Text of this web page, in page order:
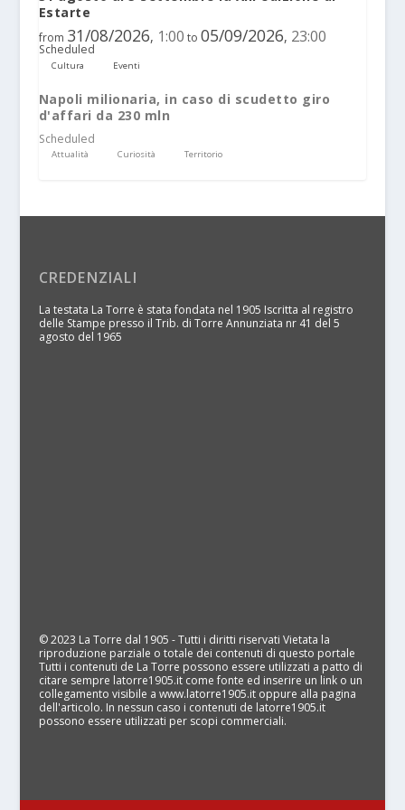
Estarte
from 31/08/2026, 1:00 to 05/09/2026, 23:00
Scheduled
Cultura Eventi
Napoli milionaria, in caso di scudetto giro
d'affari da 230 mln
Scheduled
Attualità Curiosità Territorio
CREDENZIALI
La testata La Torre è stata fondata nel 1905 Iscritta al registro
delle Stampe presso il Trib. di Torre Annunziata nr 41 del 5
agosto del 1965
© 2023 La Torre dal 1905 - Tutti i diritti riservati Vietata la
riproduzione parziale o totale dei contenuti di questo portale
Tutti i contenuti de La Torre possono essere utilizzati a patto di
citare sempre latorre1905.it come fonte ed inserire un link o un
collegamento visibile a www.latorre1905.it oppure alla pagina
dell'articolo. In nessun caso i contenuti de latorre1905.it
possono essere utilizzati per scopi commerciali.